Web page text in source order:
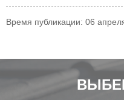
Время публикации: 06